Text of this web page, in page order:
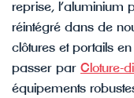
reprise, l’aluminium
réintégré dans de
clôtures et portails
passer par Cloture-
équipements